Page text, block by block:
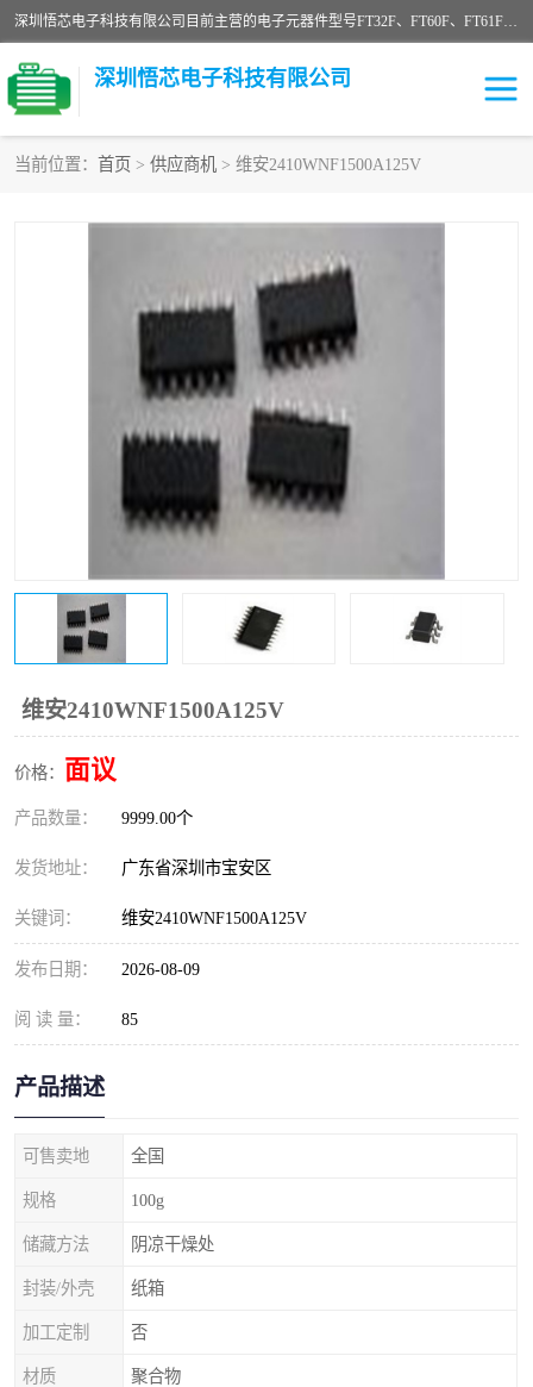
深圳悟芯电子科技有限公司目前主营的电子元器件型号FT32F、FT60F、FT61F、FT62F、FT64F、FT61FC、MCU EEPROM MOS LDO 稳压管 触摸IC DC-DC AC-DC 协议IC等，广泛应用于LED射灯、LED日光灯、等诸多领域。
深圳悟芯电子科技有限公司
当前位置： 首页 > 供应商机 > 维安2410WNF1500A125V
维安2410WNF1500A125V
价格： 面议
产品数量： 9999.00个
发货地址： 广东省深圳市宝安区
关键词： 维安2410WNF1500A125V
发布日期： 2026-08-09
阅 读 量： 85
产品描述
可售卖地 全国
规格 100g
储藏方法 阴凉干燥处
封装/外壳 纸箱
加工定制 否
材质 聚合物
MOS
FT32F
FT61F
FT64F
FT61FC
FT61F022
FT61F021